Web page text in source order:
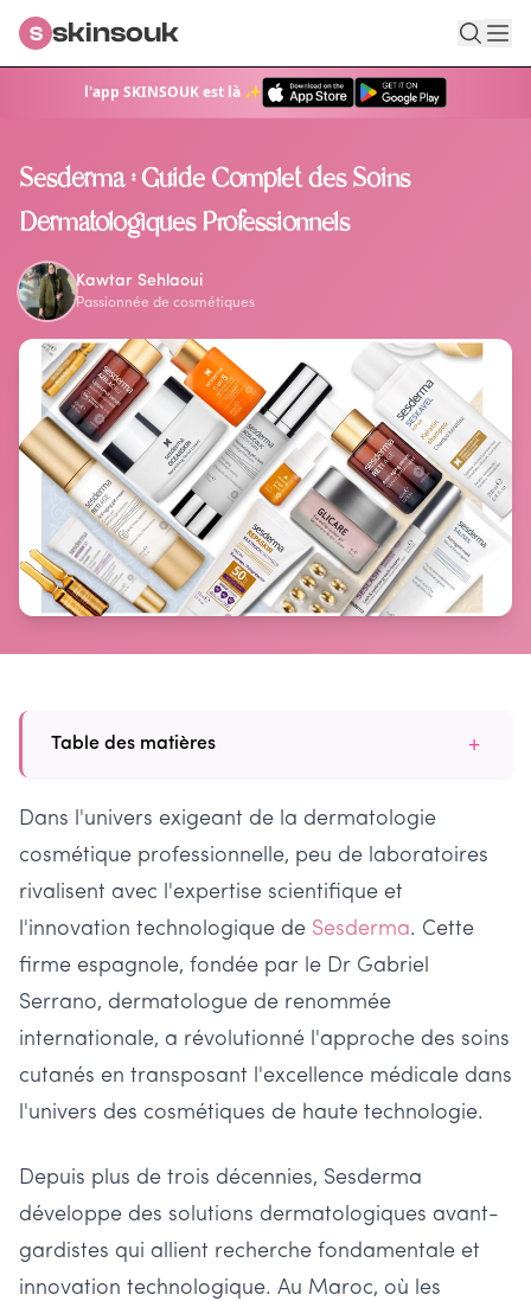
l'app SKINSOUK est là ✨
S skinsouk
Retour au blog
Sesderma : Guide Complet des Soins
Dermatologiques Professionnels
Kawtar Sehlaoui
Passionnée de cosmétiques
Table des matières +
Dans l'univers exigeant de la dermatologie
cosmétique professionnelle, peu de laboratoires
rivalisent avec l'expertise scientifique et
l'innovation technologique de Sesderma. Cette
firme espagnole, fondée par le Dr Gabriel
Serrano, dermatologue de renommée
internationale, a révolutionné l'approche des soins
cutanés en transposant l'excellence médicale dans
l'univers des cosmétiques de haute technologie.
Depuis plus de trois décennies, Sesderma
développe des solutions dermatologiques avant-
gardistes qui allient recherche fondamentale et
innovation technologique. Au Maroc, où les